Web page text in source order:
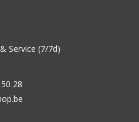
Service (7/7d)
28